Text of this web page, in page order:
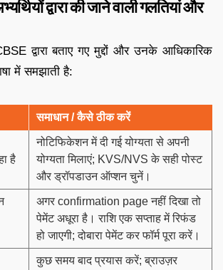
द्वारा की जाने वाली गलतियां और
द्वारा बताए गए मुद्दों और उनके आधिकारिक
में समझाती है:
समाधान / कैसे ठीक करें
है
नोटिफिकेशन में दी गई योग्यता से अपनी
योग्यता मिलाएं; KVS/NVS के सही पोस्ट
और ड्रॉपडाउन ऑप्शन चुनें।
अगर confirmation page नहीं दिखा तो
पेमेंट अधूरा है। राशि एक सप्ताह में रिफंड
हो जाएगी; दोबारा पेमेंट कर फॉर्म पूरा करें।
कुछ समय बाद प्रयास करें; ब्राउज़र